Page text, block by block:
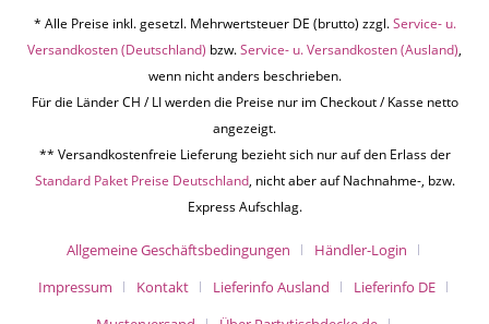
* Alle Preise inkl. gesetzl. Mehrwertsteuer DE (brutto) zzgl.Service- u.
Versandkosten (Deutschland) bzw.Service- u. Versandkosten (Ausland),
wenn nicht anders beschrieben.
Für die Länder CH / LI werden die Preise nur im Checkout / Kasse netto
angezeigt.
** Versandkostenfreie Lieferung bezieht sich nur auf den Erlass der
Standard Paket Preise Deutschland, nicht aber auf Nachnahme-, bzw.
Express Aufschlag.
Allgemeine Geschäftsbedingungen
Händler-Login
Impressum
Kontakt Lieferinfo Ausland
Lieferinfo DE